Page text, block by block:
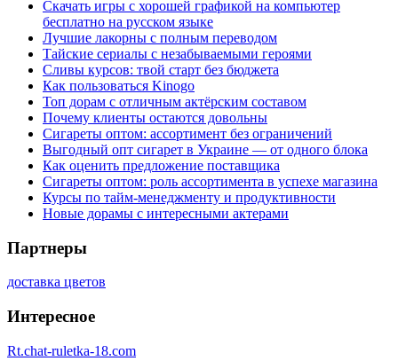
Скачать игры с хорошей графикой на компьютер
бесплатно на русском языке
Лучшие лакорны с полным переводом
Тайские сериалы с незабываемыми героями
Сливы курсов: твой старт без бюджета
Как пользоваться Kinogo
Топ дорам с отличным актёрским составом
Почему клиенты остаются довольны
Сигареты оптом: ассортимент без ограничений
Выгодный опт сигарет в Украине — от одного блока
Как оценить предложение поставщика
Сигареты оптом: роль ассортимента в успехе магазина
Курсы по тайм-менеджменту и продуктивности
Новые дорамы с интересными актерами
Партнеры
доставка цветов
Интересное
Rt.chat-ruletka-18.com